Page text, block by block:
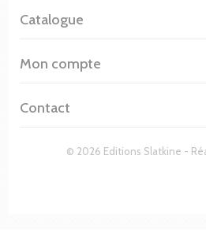
© 2026 Editions Slatkine -
Catalogue
Mon compte
Contact